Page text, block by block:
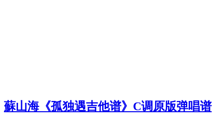
蘇山海《孤独遇吉他谱》C调原版弹唱谱